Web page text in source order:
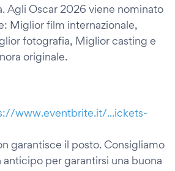
Agli Oscar 2026 viene nominato
Miglior film internazionale,
fotografia, Miglior casting e
originale.
www.eventbrite.it/...ickets-
garantisce il posto. Consigliamo
anticipo per garantirsi una buona